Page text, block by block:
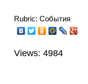
Rubric: События
Views: 4984